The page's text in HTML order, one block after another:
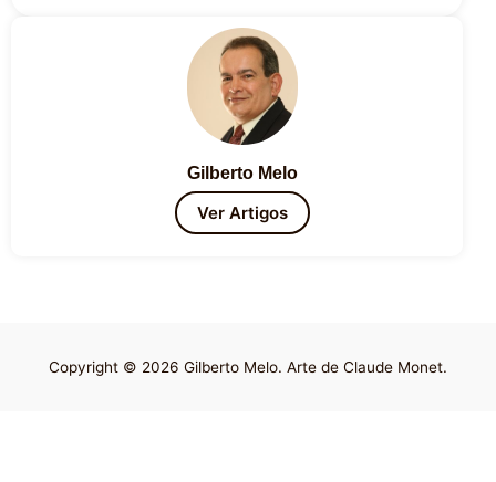
Gilberto Melo
Ver Artigos
Copyright © 2026 Gilberto Melo. Arte de Claude Monet.